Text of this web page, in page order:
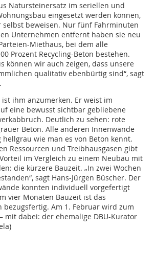
Natursteinersatz im seriellen und
eingesetzt werden können,
beweisen. Nur fünf Fahrminuten
Unternehmen entfernt haben sie neu
Miethaus, bei dem alle
Prozent Recycling-Beton bestehen.
können wir auch zeigen, dass unsere
qualitativ ebenbürtig sind“, sagt
ihm anzumerken. Er weist im
eine bewusst sichtbar gebliebene
Deutlich zu sehen: rote
Beton. Alle anderen Innenwände
wie man es von Beton kennt.
Ressourcen und Treibhausgasen gibt
im Vergleich zu einem Neubau mit
die kürzere Bauzeit. „In zwei Wochen
sagt Hans-Jürgen Büscher. Der
konnten individuell vorgefertigt
vier Monaten Bauzeit ist das
bezugsfertig. Am 1. Februar wird zum
mit dabei: der ehemalige DBU-Kurator